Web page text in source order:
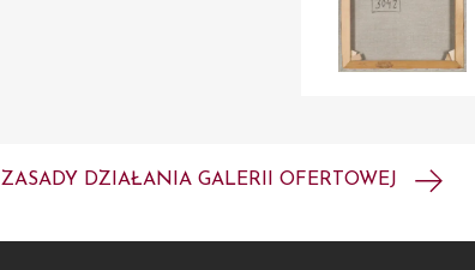
ZASADY DZIAŁANIA GALERII OFERTOWEJ